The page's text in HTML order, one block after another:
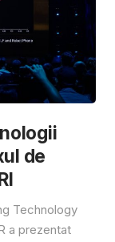
de
Technology
a prezentat